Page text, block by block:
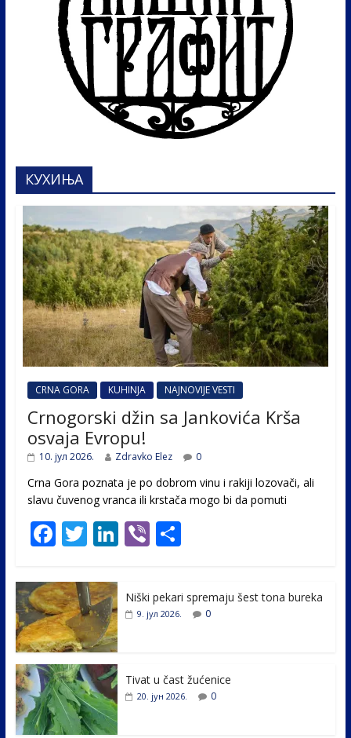
КУХИЊА
CRNA GORA KUHINJA NAJNOVIJE VESTI
Crnogorski džin sa Jankovića Krša
osvaja Evropu!
10. јул 2026. Zdravko Elez 0
Crna Gora poznata je po dobrom vinu i rakiji lozovači, ali
slavu čuvenog vranca ili krstača mogo bi da pomuti
F
e
b
o
o
k
T
itt
er
Li
e
Vi
er
S
e
Niški pekari spremaju šest tona bureka
9. јул 2026. 0
Tivat u čast žućenice
20. јун 2026. 0